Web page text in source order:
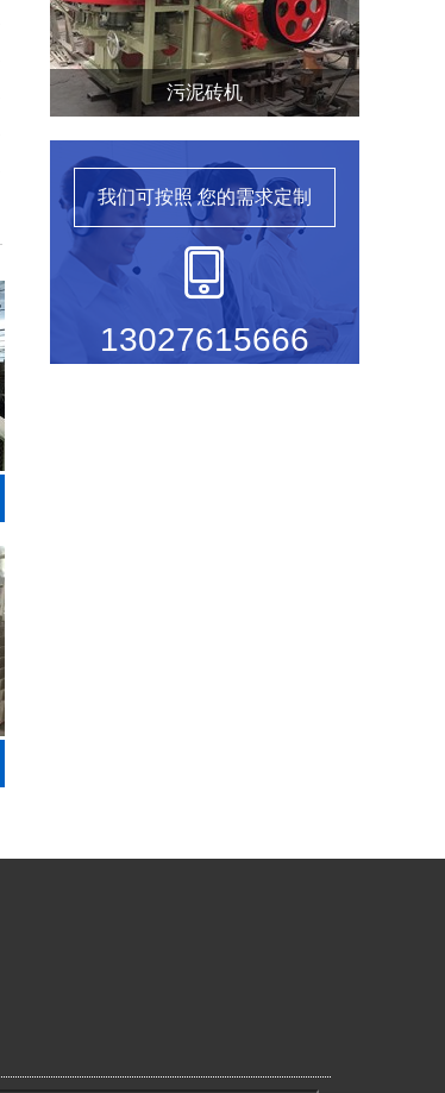
污泥砖机
我们可按照您的需求定制
13027615666